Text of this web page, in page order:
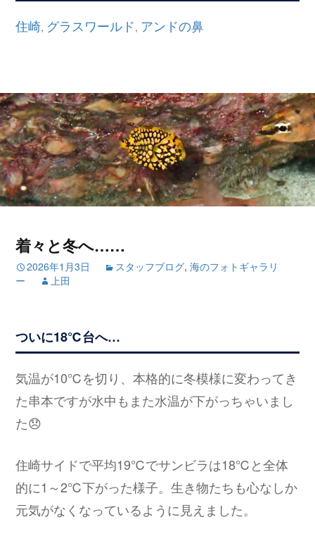
住崎, グラスワールド, アンドの鼻
着々と冬へ……
2026年1月3日 スタッフブログ,海のフォトギャラリ
ー
上田
ついに18℃台へ…
気温が10℃を切り、本格的に冬模様に変わってき
た串本ですが水中もまた水温が下がっちゃいまし
た😞
住崎サイドで平均19℃でサンビラは18℃と全体
的に1～2℃下がった様子。生き物たちも心なしか
元気がなくなっているように見えました。